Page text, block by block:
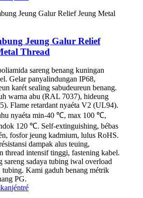
Jeung Galur Relief
Thread
sareng benang kuningan
Gelar panyalindungan IP68,
karét sealing sabudeureun benang.
warna abu (RAL 7037), hideung
Flame retardant nyaéta V2 (UL94).
nyaéta min-40 ℃, max 100 ℃,
120 ℃. Self-extinguishing, bébas
fosfor jeung kadmium, lulus RoHS.
dampak alus teuing,
thread intensif tinggi, fastening kabel.
sareng sadaya tubing iwal overload
Kami gaduh benang métrik
PG.
jéntré